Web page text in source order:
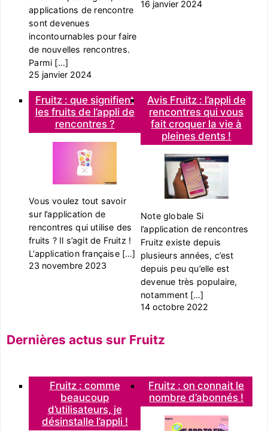
applications de rencontre
sont devenues
incontournables pour faire
de nouvelles rencontres.
Parmi […]
25 janvier 2024
16 janvier 2024
Fruitz : que signifient
les fruits de l’appli de
rencontres ?
Vous voulez tout savoir
sur l’application de
rencontres qui utilise des
fruits ? Il s’agit de Fruitz !
L’application française […]
23 novembre 2023
Avis Fruitz : l’appli de
rencontres qui vous
fait croquer la vie à
pleines dents !
Note globale Si
l’application de rencontres
Fruitz existe depuis
plusieurs années, c’est
depuis peu qu’elle est
devenue très populaire,
notamment […]
14 octobre 2022
Dernières actus sur Fruitz
Fruitz : comme
beaucoup
d’utilisateurs, je
désinstalle l’appli !
Fruitz : on connait le
nombre d’abonnés !